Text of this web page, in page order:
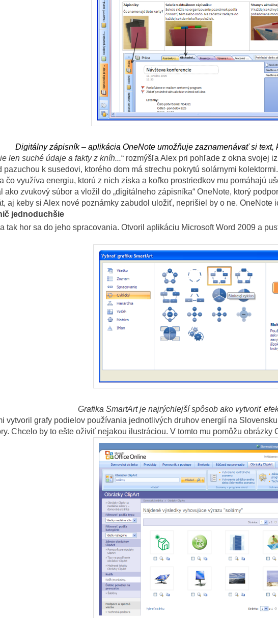
Digitálny zápisník – aplikácia OneNote umožňuje zaznamenávať si text,
len suché údaje a fakty z kníh...“ rozmýšľa Alex pri pohľade z okna svojej
pazuchou k susedovi, ktorého dom má strechu pokrytú solárnymi
čo využíva energiu, ktorú z nich získa a koľko prostriedkov mu pomáhajú
zvukový súbor a vložil do „digitálneho zápisníka“ OneNote, ktorý
aj keby si Alex nové poznámky zabudol uložiť, neprišiel by o ne. OneNote
jednoduchšie
tak hor sa do jeho spracovania. Otvoril aplikáciu Microsoft Word 2009 a
Grafika SmartArt je najrýchlejší spôsob ako vytvoriť
vytvoril grafy podielov používania jednotlivých druhov energií na
Chcelo by to ešte oživiť nejakou ilustráciou. V tomto mu pomôžu